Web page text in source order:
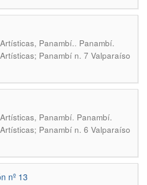
Panambí.. Panambí.
Panambí n. 7 Valparaíso
Panambí. Panambí.
Panambí n. 6 Valparaíso
nº 13